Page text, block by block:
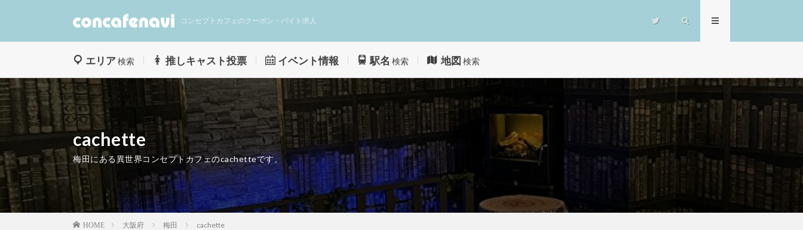
コンセプトカフェのクーポン・バイト求人
エリア検索 推しキャスト投票 イベント情報 駅名 検索 地図 検索
cachette
梅田にある異世界コンセプトカフェのcachetteです。
HOME 大阪府 梅田 cachette